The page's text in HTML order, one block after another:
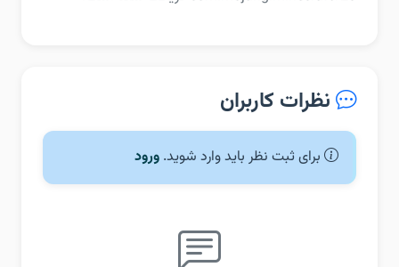
نظرات کاربران
برای ثبت نظر باید وارد شوید. ورود